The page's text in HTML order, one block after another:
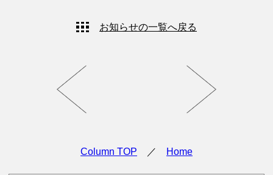
お知らせの一覧へ戻る
Column TOP ／ Home